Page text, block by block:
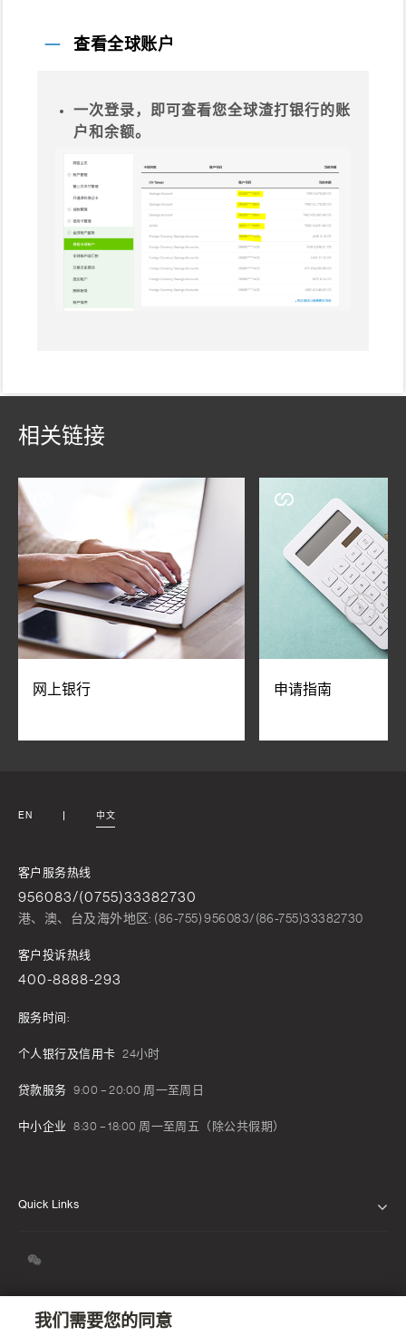
查看全球账户
一次登录，即可查看您全球渣打银行的账
户和余额。
相关链接
网上银行 申请指南
EN 中文
客户服务热线
956083/(0755)33382730
港、澳、台及海外地区: (86-755) 956083/(86-755)33382730
客户投诉热线
400-8888-293
服务时间:
个人银行及信用卡 24小时
贷款服务 9:00 – 20:00 周一至周日
中小企业 8:30 – 18:00 周一至周五（除公共假期）
Quick Links
我们的信念
我们需要您的同意